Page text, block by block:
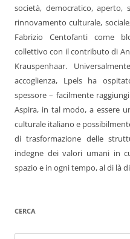
società, democratico, aperto,
rinnovamento culturale,
Fabrizio Centofanti come
collettivo con il contributo di
Krauspenhaar.
accoglienza, Lpels ha
spessore – facilmente
Aspira, in tal modo, a essere
culturale italiano e
di trasformazione delle
indegne dei valori umani in
spazio e in ogni tempo, al di là
CERCA